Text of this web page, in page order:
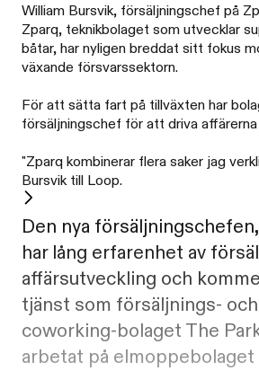
William Bursvik, försäljningschef på
Zparq, teknikbolaget som utvecklar
båtar, har nyligen breddat sitt fokus
växande försvarssektorn.
För att sätta fart på tillväxten har
försäljningschef för att driva
"Zparq kombinerar flera saker jag
Bursvik till Loop.
Den nya försäljningschefen,
har lång erfarenhet av
affärsutveckling och
tjänst som försäljnings-
coworking-bolaget The
arbetat på elmoppebolaget